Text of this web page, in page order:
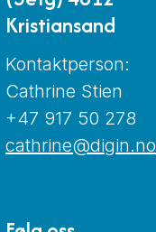
Kristiansand
Kontaktperson:
Cathrine Stien
+47 917 50 278
cathrine@digin.no